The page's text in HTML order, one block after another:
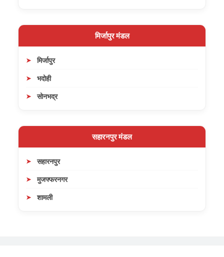
मिर्जापुर मंडल
मिर्जापुर
भदोही
सोनभद्र
सहारनपुर मंडल
सहारनपुर
मुजफ्फरनगर
शामली